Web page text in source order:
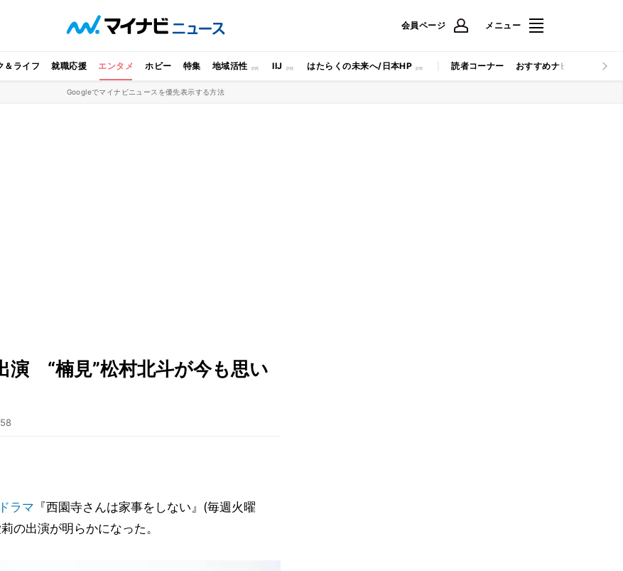
会員ページ メニュー
＆ライフ 就職応援 エンタメ ホビー 特集 地域活性 IIJ はたらくの未来へ/日本HP 読者コーナー おすすめナビ マイナビ
Googleでマイナビニュースを優先表示する方法
演 “楠見”松村北斗が今も思い
ドラマ 『西園寺さんは家事をしない』(毎週火曜
の出演が明らかになった。